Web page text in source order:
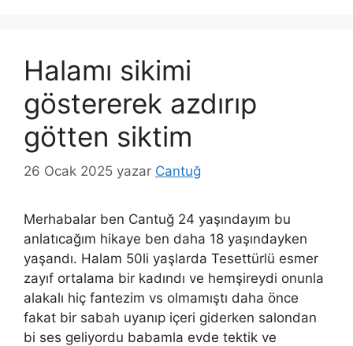
Halamı sikimi
göstererek azdırıp
götten siktim
26 Ocak 2025 yazar Cantuğ
Merhabalar ben Cantuğ 24 yaşındayım bu
anlatıcağım hikaye ben daha 18 yaşındayken
yaşandı. Halam 50li yaşlarda Tesettürlü esmer
zayıf ortalama bir kadındı ve hemşireydi onunla
alakalı hiç fantezim vs olmamıştı daha önce
fakat bir sabah uyanıp içeri giderken salondan
bi ses geliyordu babamla evde tektik ve